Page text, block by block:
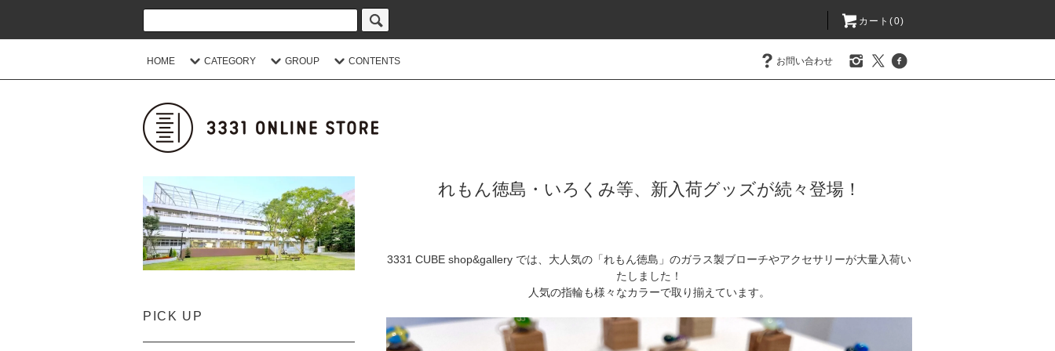
カート(0)
HOME CATEGORY GROUP CONTENTS お問い合わせ
れもん徳島・いろくみ等、新入荷グッズが続々登場！
3331 CUBE shop&gallery では、大人気の「れもん徳島」のガラス製ブローチやアクセサリーが大量入荷い
たしました！
人気の指輪も様々なカラーで取り揃えています。
PICK UP